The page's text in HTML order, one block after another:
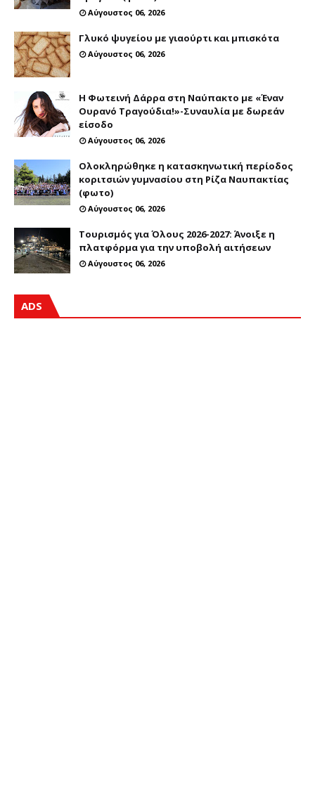
Αύγουστος 06, 2026
Γλυκό ψυγείου με γιαούρτι και μπισκότα
Αύγουστος 06, 2026
Η Φωτεινή Δάρρα στη Ναύπακτο με «Έναν
Ουρανό Τραγούδια!»-Συναυλία με δωρεάν
είσοδο
Αύγουστος 06, 2026
Ολοκληρώθηκε η κατασκηνωτική περίοδος
κοριτσιών γυμνασίου στη Ρίζα Ναυπακτίας
(φωτο)
Αύγουστος 06, 2026
Τουρισμός για Όλους 2026-2027: Άνοιξε η
πλατφόρμα για την υποβολή αιτήσεων
Αύγουστος 06, 2026
ADS